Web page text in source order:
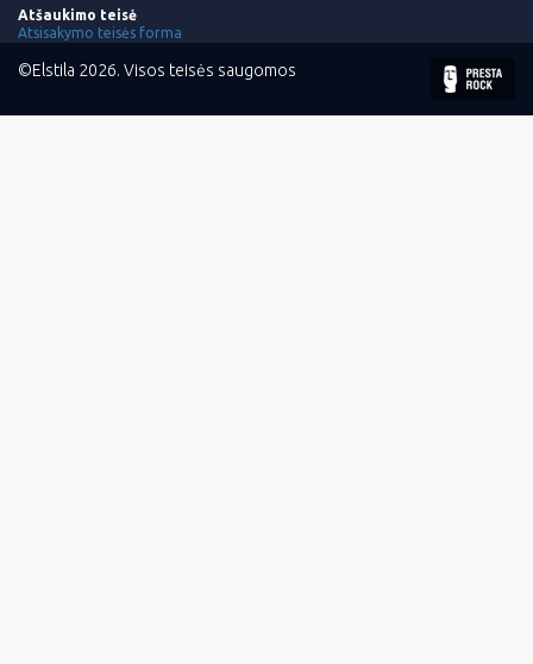
Atšaukimo teisė
Atsisakymo teisės forma
©Elstila 2026. Visos teisės saugomos